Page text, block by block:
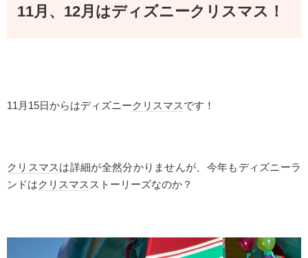
11月、12月はディズニークリスマス！
11 月 15日からはディズニークリスマスです！
クリスマスは詳細が全然分かりませんが、今年もディズニーラ
ンドはクリスマス ストーリーズなのか？